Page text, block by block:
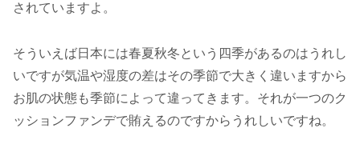
されていますよ。
そういえば日本には春夏秋冬という四季があるのはうれし
いですが気温や湿度の差はその季節で大きく違いますから
お肌の状態も季節によって違ってきます。それが一つのク
ッションファンデで賄えるのですからうれしいですね。